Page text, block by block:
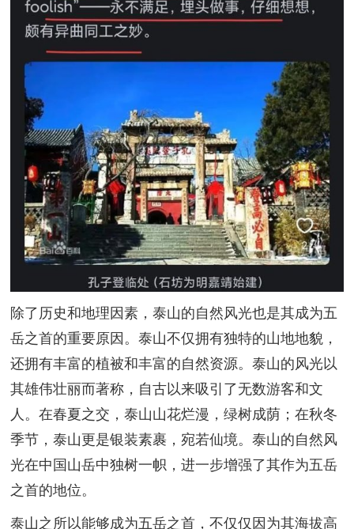
除了历史和地理因素，泰山的自然风光也是其成为五
岳之首的重要原因。泰山不仅拥有独特的山地地貌，
还拥有丰富的植被和丰富的自然资源。泰山的风光以
其雄伟壮丽而著称，自古以来吸引了无数游客和文
人。在春夏之交，泰山山花烂漫，绿树成荫；在秋冬
季节，泰山更是银装素裹，宛若仙境。泰山的自然风
光在中国山岳中独树一帜，进一步增强了其作为五岳
之首的地位。
泰山之所以能够成为五岳之首，不仅仅因为其海拔高